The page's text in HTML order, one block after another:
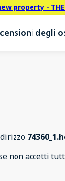
property - THE
degli
non accetti